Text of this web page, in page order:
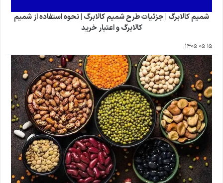
شمیم کالابرگ | جزئیات طرح شمیم کالابرگ | نحوه استفاده از شمیم
کالابرگ و اعتبار خرید
1405-05-15